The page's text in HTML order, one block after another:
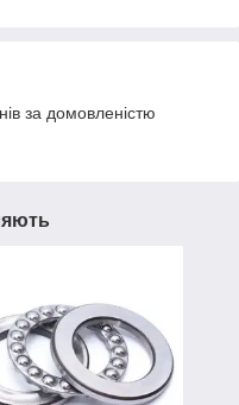
за домовленістю